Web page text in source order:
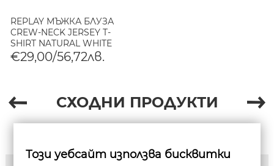
REPLAY МЪЖКА БЛУЗА
CREW-NECK JERSEY T-
SHIRT NATURAL WHITE
€29,00/56,72лв.
СХОДНИ ПРОДУКТИ
Този уебсайт използва бисквитки